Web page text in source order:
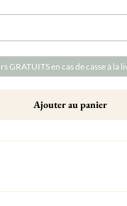
GRATUITS en cas de casse à la
Ajouter au panier